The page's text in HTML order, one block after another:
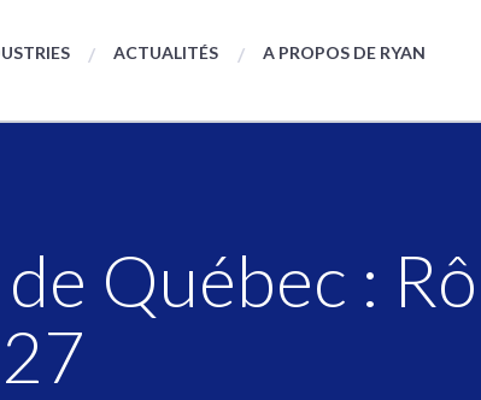
ACTUALITÉS A PROPOS DE RYAN
Québec :